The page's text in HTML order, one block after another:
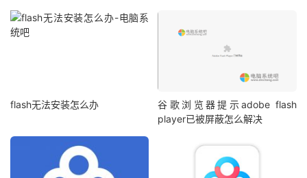
flash无法安装怎么办
谷歌浏览器提示adobe flash
player已被屏蔽怎么解决